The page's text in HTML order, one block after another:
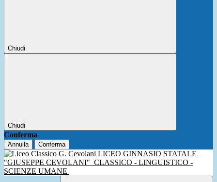
Chiudi
Chiudi
Conferma
Annulla Conferma
LICEO GINNASIO STATALE
"GIUSEPPE CEVOLANI" CLASSICO - LINGUISTICO -
SCIENZE UMANE